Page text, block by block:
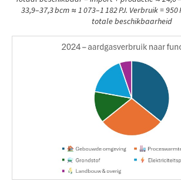
33,9–37,3 bcm ≈ 1 073–1 182 PJ. Verbruik =
totale beschikbaarheid